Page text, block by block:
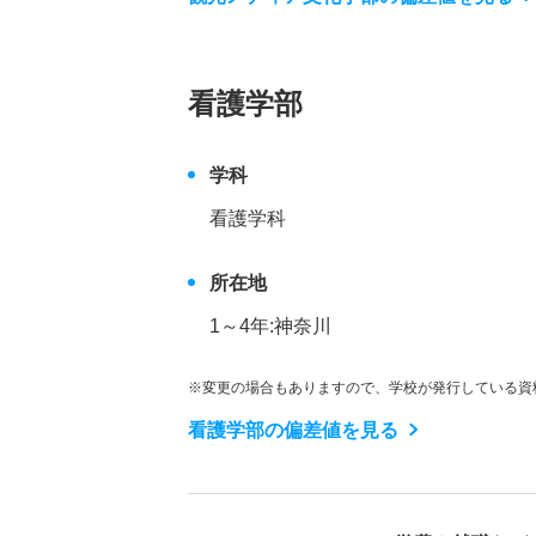
看護学部
学科
看護学科
所在地
1～4年:神奈川
※変更の場合もありますので、学校が発行している資
看護学部の偏差値を見る